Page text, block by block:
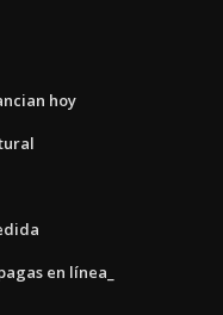
hoy
en línea_